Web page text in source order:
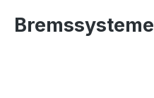
Bremssysteme